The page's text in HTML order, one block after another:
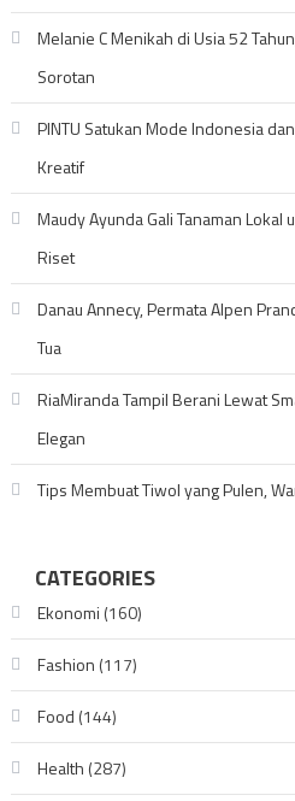
Melanie C Menikah di Usia 52
Sorotan
PINTU Satukan Mode Indonesia
Kreatif
Maudy Ayunda Gali Tanaman
Riset
Danau Annecy, Permata Alpen
Tua
RiaMiranda Tampil Berani Lewat
Elegan
Tips Membuat Tiwol yang Pulen,
CATEGORIES
Ekonomi (160)
Fashion (117)
Food (144)
Health (287)